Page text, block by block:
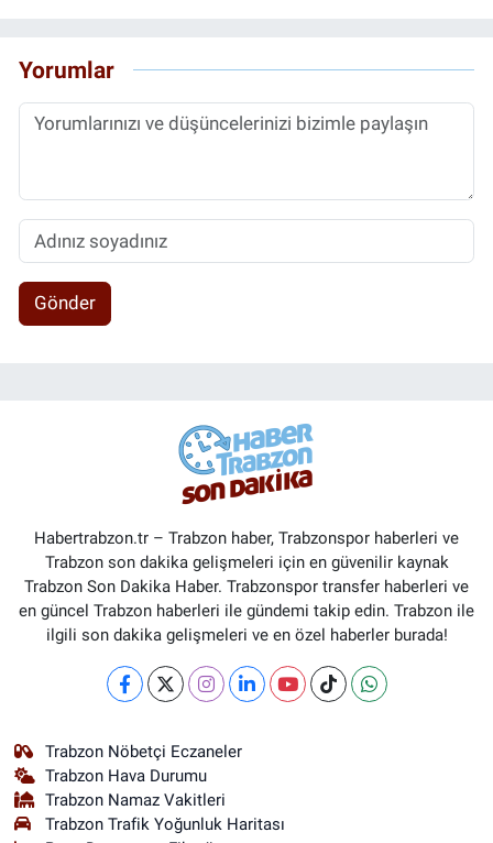
Yorumlar
Gönder
Habertrabzon.tr – Trabzon haber, Trabzonspor haberleri ve
Trabzon son dakika gelişmeleri için en güvenilir kaynak
Trabzon Son Dakika Haber. Trabzonspor transfer haberleri ve
en güncel Trabzon haberleri ile gündemi takip edin. Trabzon ile
ilgili son dakika gelişmeleri ve en özel haberler burada!
Trabzon Nöbetçi Eczaneler
Trabzon Hava Durumu
Trabzon Namaz Vakitleri
Trabzon Trafik Yoğunluk Haritası